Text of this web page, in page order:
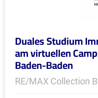
Duales Studium
am virtuellen
Baden-Baden
RE/MAX Collection